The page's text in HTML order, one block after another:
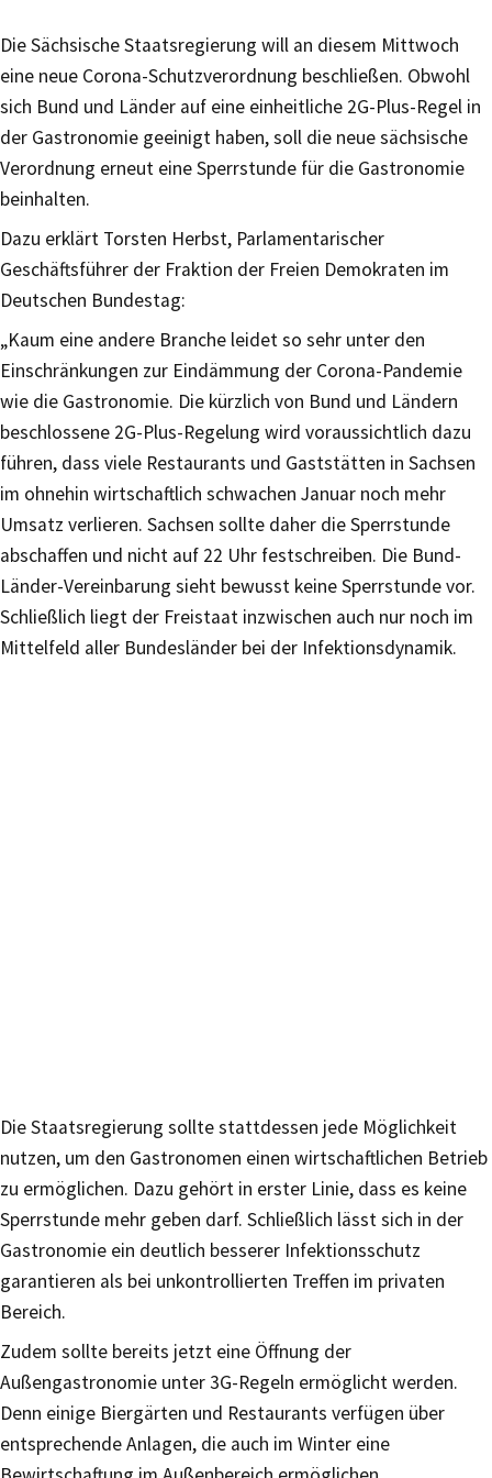
Die Sächsische Staatsregierung will an diesem Mittwoch
eine neue Corona-Schutzverordnung beschließen. Obwohl
sich Bund und Länder auf eine einheitliche 2G-Plus-Regel in
der Gastronomie geeinigt haben, soll die neue sächsische
Verordnung erneut eine Sperrstunde für die Gastronomie
beinhalten.
Dazu erklärt Torsten Herbst, Parlamentarischer
Geschäftsführer der Fraktion der Freien Demokraten im
Deutschen Bundestag:
„Kaum eine andere Branche leidet so sehr unter den
Einschränkungen zur Eindämmung der Corona-Pandemie
wie die Gastronomie. Die kürzlich von Bund und Ländern
beschlossene 2G-Plus-Regelung wird voraussichtlich dazu
führen, dass viele Restaurants und Gaststätten in Sachsen
im ohnehin wirtschaftlich schwachen Januar noch mehr
Umsatz verlieren. Sachsen sollte daher die Sperrstunde
abschaffen und nicht auf 22 Uhr festschreiben. Die Bund-
Länder-Vereinbarung sieht bewusst keine Sperrstunde vor.
Schließlich liegt der Freistaat inzwischen auch nur noch im
Mittelfeld aller Bundesländer bei der Infektionsdynamik.
Die Staatsregierung sollte stattdessen jede Möglichkeit
nutzen, um den Gastronomen einen wirtschaftlichen Betrieb
zu ermöglichen. Dazu gehört in erster Linie, dass es keine
Sperrstunde mehr geben darf. Schließlich lässt sich in der
Gastronomie ein deutlich besserer Infektionsschutz
garantieren als bei unkontrollierten Treffen im privaten
Bereich.
Zudem sollte bereits jetzt eine Öffnung der
Außengastronomie unter 3G-Regeln ermöglicht werden.
Denn einige Biergärten und Restaurants verfügen über
entsprechende Anlagen, die auch im Winter eine